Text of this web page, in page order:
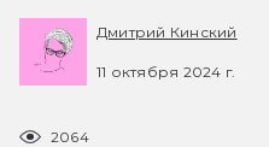
Дмитрий Кинский
11 октября 2024 г.
2064